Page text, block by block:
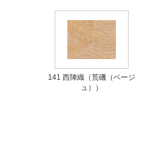
141 西陣織（荒磯（ベージ
ュ））